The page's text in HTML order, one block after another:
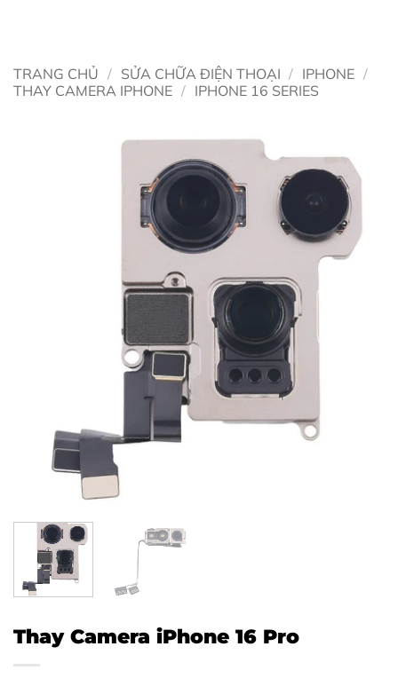
TRANG CHỦ / SỬA CHỮA ĐIỆN THOẠI / IPHONE /
THAY CAMERA IPHONE / IPHONE 16 SERIES
Thay Camera iPhone 16 Pro